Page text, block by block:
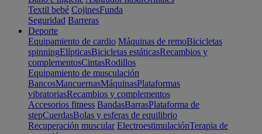
Textil bebé CojinesFunda
Seguridad Barreras
Deporte
Equipamiento de cardio Máquinas de remoBicicletas
spinningElípticasBicicletas estáticasRecambios y
complementosCintasRodillos
Equipamiento de musculación
BancosMancuernasMáquinasPlataformas
vibratoriasRecambios y complementos
Accesorios fitness BandasBarrasPlataforma de
stepCuerdasBolas y esferas de equilibrio
Recuperación muscular ElectroestimulaciónTerapia de